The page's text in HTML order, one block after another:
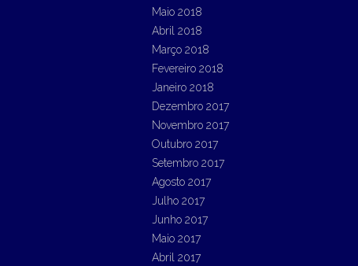
Maio 2018
Abril 2018
Março 2018
Fevereiro 2018
Janeiro 2018
Dezembro 2017
Novembro 2017
Outubro 2017
Setembro 2017
Agosto 2017
Julho 2017
Junho 2017
Maio 2017
Abril 2017